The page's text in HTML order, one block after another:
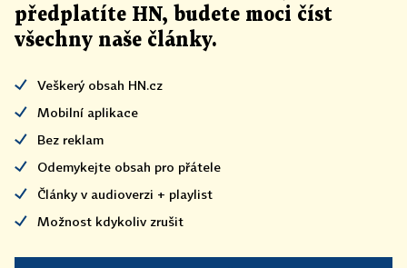
předplatíte HN, budete moci číst
všechny naše články.
Veškerý obsah HN.cz
Mobilní aplikace
Bez reklam
Odemykejte obsah pro přátele
Články v audioverzi + playlist
Možnost kdykoliv zrušit